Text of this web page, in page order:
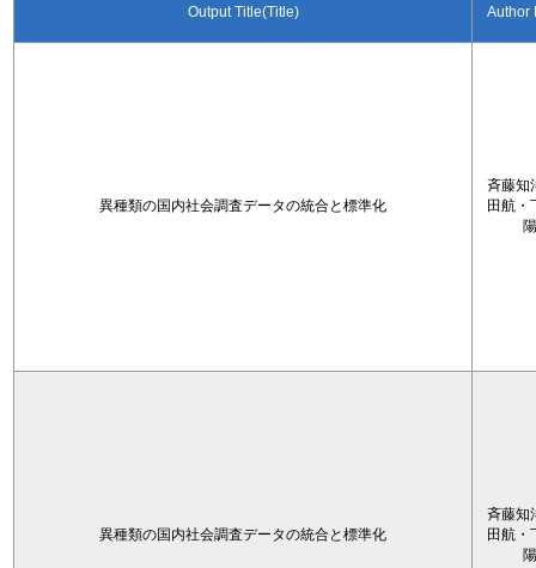
Output Title(Title) Author
異種類の国内社会調査データの統合と標準化
斉藤知
田航・
陽
異種類の国内社会調査データの統合と標準化
斉藤知
田航・
陽